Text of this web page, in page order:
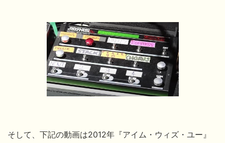
そして、下記の動画は2012年『アイム・ウィズ・ユー』